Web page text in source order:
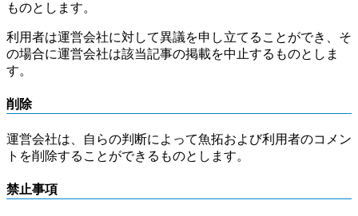
ものとします。
利用者は運営会社に対して異議を申し立てることができ、そ
の場合に運営会社は該当記事の掲載を中止するものとしま
す。
削除
運営会社は、自らの判断によって魚拓および利用者のコメン
トを削除することができるものとします。
禁止事項